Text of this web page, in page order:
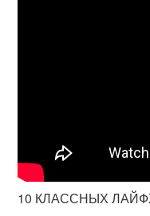
10 КЛАССНЫХ